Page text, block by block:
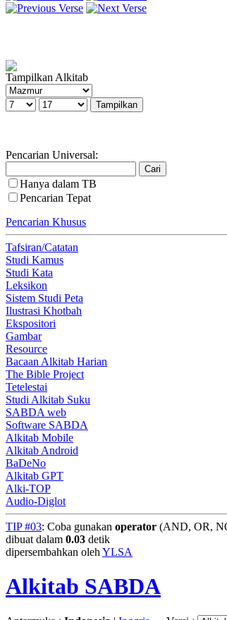
Tampilkan Alkitab
Pencarian Universal:
Hanya dalam TB
Pencarian Tepat
Pencarian Khusus
Tafsiran/Catatan
Studi Kamus
Studi Kata
Leksikon
Sistem Studi Peta
Ilustrasi Khotbah
Ekspositori
Gambar
Resource
Bacaan Alkitab Harian
The Bible Project
Tetelestai
Studi Alkitab Suku
SABDA web
Software SABDA
Alkitab Mobile
Alkitab Android
BaDeNo
Alkitab GPT
Alki-TOP
Audio-Diglot
TIP #03: Coba gunakan operator (AND, OR,
dibuat dalam 0.03 detik
dipersembahkan oleh YLSA
Alkitab SABDA